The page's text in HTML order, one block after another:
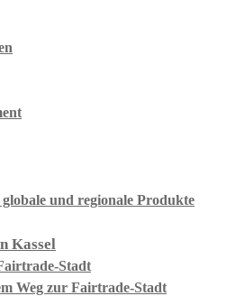
und regionale Produkte
Kassel
Stadt
Weg zur Fairtrade-Stadt